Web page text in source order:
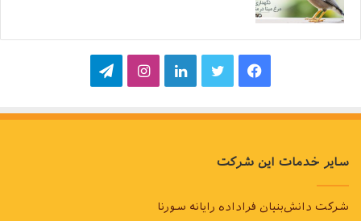
فیسبوکتوییترلینکدایناینستاگرام
تلگرام
سایر خدمات این شرکت
شرکت دانش‌بنیان فراداده رایانه سورنا